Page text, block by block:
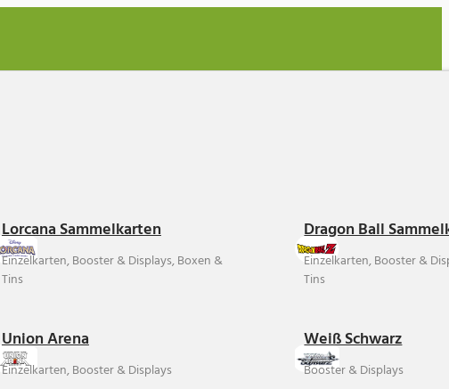
Lorcana Sammelkarten
Einzelkarten, Booster & Displays, Boxen &
Tins
Dragon Ball
Einzelkarten, Booster &
Tins
Union Arena
Einzelkarten, Booster & Displays
Weiß Schwarz
Booster & Displays